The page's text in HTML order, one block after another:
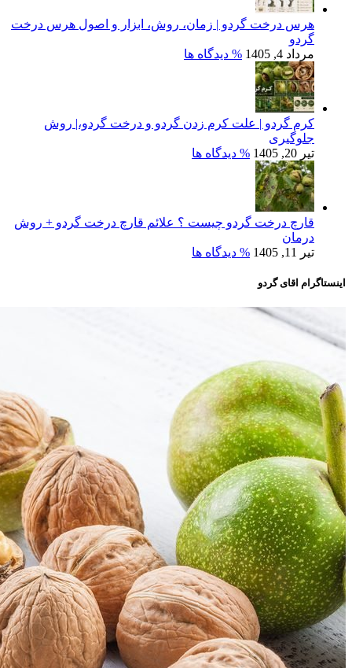
هرس درخت گردو | زمان، روش، ابزار و اصول هرس درخت
گردو
مرداد 4, 1405
% دیدگاه ها
کرم گردو | علت کرم زدن گردو و درخت گردو،| روش
جلوگیری
تیر 20, 1405
% دیدگاه ها
قارچ درخت گردو چیست ؟ علائم قارچ درخت گردو + روش
درمان
تیر 11, 1405
% دیدگاه ها
اینستاگرام اقای گردو